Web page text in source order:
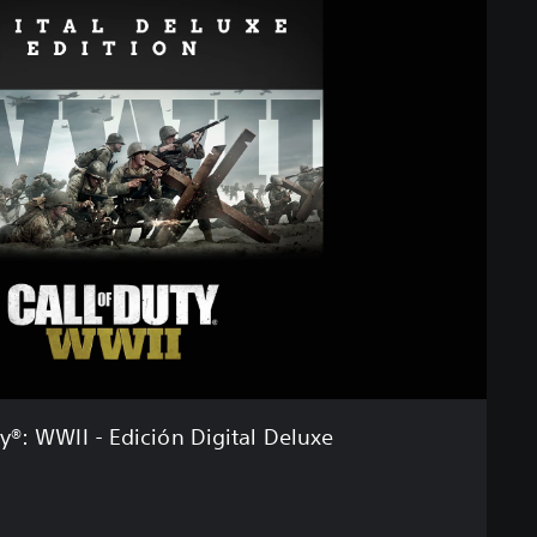
WWII - Edición Digital Deluxe